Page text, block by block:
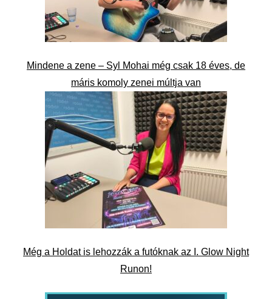
Mindene a zene – Syl Mohai még csak 18 éves, de
máris komoly zenei múltja van
Még a Holdat is lehozzák a futóknak az I. Glow Night
Runon!